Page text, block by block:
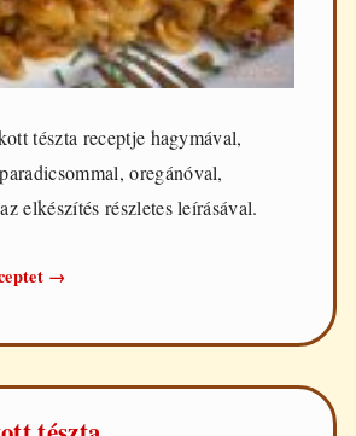
tészta receptje hagymával,
oregánóval,
elkészítés részletes leírásával.
Darált
→